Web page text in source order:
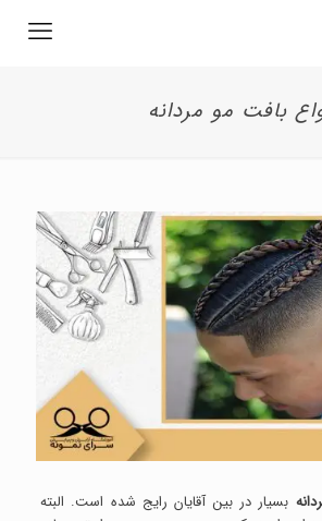
بافت مو مردانه
بسیار در بین آقایان رایج شده است. البته